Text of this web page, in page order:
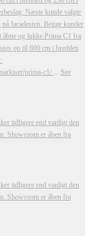
Næste kunde valgte
facadesten. Begge kunder
åbne og lukke. Prima C1 fra
op til 600 cm i bredden
prima-c1/ ... See
tidligere end vanligt den
Showroom er åben fra
tidligere end vanligt den
Showroom er åben fra